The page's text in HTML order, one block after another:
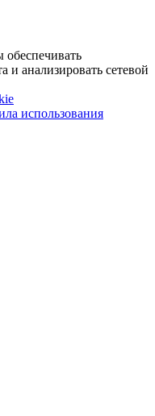
и анализировать сетевой
использования